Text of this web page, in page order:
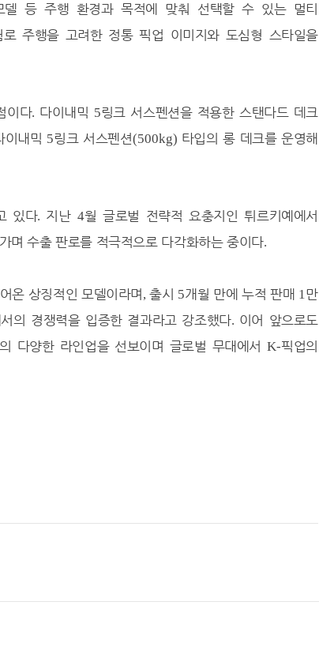
델 등 주행 환경과 목적에 맞춰 선택할 수 있는 멀티
주행을 고려한 정통 픽업 이미지와 도심형 스타일을
이다. 다이내믹 5링크 서스펜션을 적용한 스탠다드 데크
이내믹 5링크 서스펜션(500kg) 타입의 롱 데크를 운영해
있다. 지난 4월 글로벌 전략적 요충지인 튀르키예에서
며 수출 판로를 적극적으로 다각화하는 중이다.
온 상징적인 모델이라며 ,출시 5개월 만에 누적 판매 1만
의 경쟁력을 입증한 결과라고 강조했다. 이어 앞으로도
다양한 라인업을 선보이며 글로벌 무대에서K-픽업의